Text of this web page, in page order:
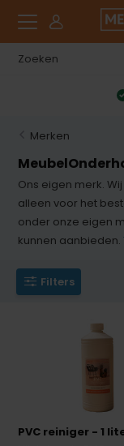
Merken
Ons eigen merk.
alleen voor het
onder onze eigen
kunnen aanbieden.
Filters
PVC reiniger - 1